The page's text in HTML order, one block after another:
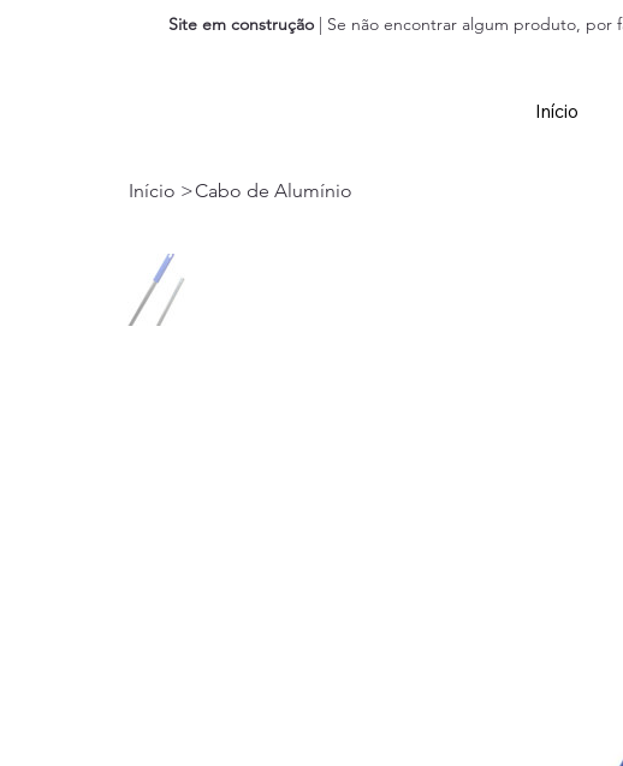
Início
Site em construção | Se não encontrar algum produto, por
Início >Cabo de Alumínio